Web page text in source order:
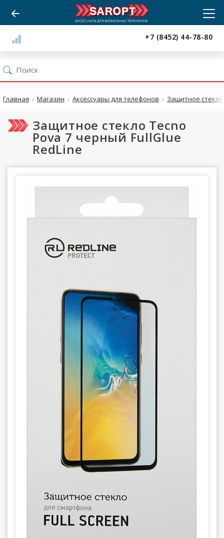
+7 (8452) 44-78-80
Главная Магазин Аксессуары для телефонов Защитное стекло
Защитное стекло Tecno
Pova 7 черный FullGlue
RedLine